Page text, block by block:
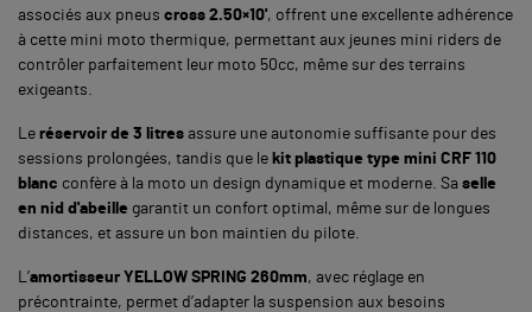
associés aux pneus cross 2.50×10', offrent une excellente adhérence
à cette mini moto thermique, permettant aux jeunes mini riders de
contrôler parfaitement leur moto 50cc, même sur des terrains
exigeants.
Le réservoir de 3 litres assure une autonomie suffisante pour des
sessions prolongées, tandis que le kit plastique type mini CRF 110
blanc confère à la moto un design dynamique et moderne. Sa selle
en nid d'abeille garantit un confort optimal, même sur de longues
distances, et assure un bon maintien du pilote.
L’amortisseur YELLOW SPRING 260mm, avec réglage en
précontrainte, permet d’adapter la suspension aux besoins